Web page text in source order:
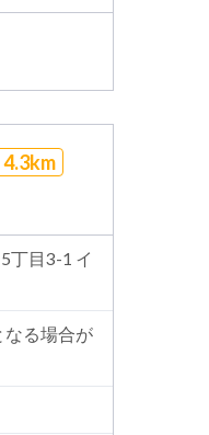
4.3km
丁目3-1 イ
る場合が